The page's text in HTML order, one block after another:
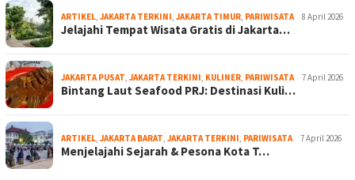
ARTIKEL, JAKARTA TERKINI, JAKARTA TIMUR, PARIWISATA 8 April 2026
Jelajahi Tempat Wisata Gratis di Jakarta…
JAKARTA PUSAT, JAKARTA TERKINI, KULINER, PARIWISATA 7 April 2026
Bintang Laut Seafood PRJ: Destinasi Kuli…
ARTIKEL, JAKARTA BARAT, JAKARTA TERKINI, PARIWISATA 7 April 2026
Menjelajahi Sejarah & Pesona Kota T…